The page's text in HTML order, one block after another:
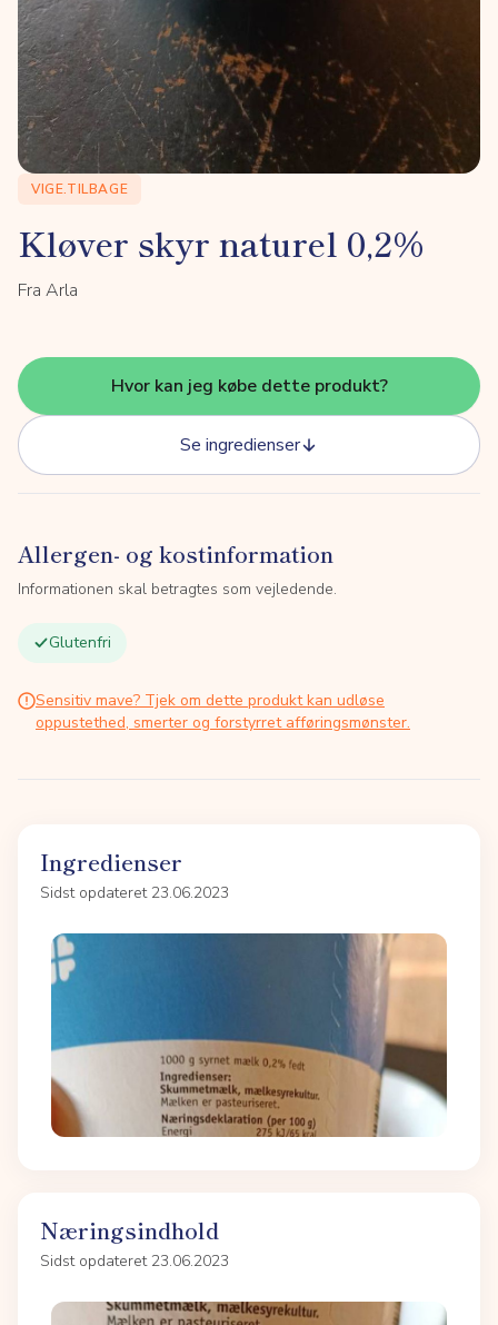
VIGE.TILBAGE
Kløver skyr naturel 0,2%
Fra Arla
Hvor kan jeg købe dette produkt?
Se ingredienser
Allergen- og kostinformation
Informationen skal betragtes som vejledende.
Glutenfri
Sensitiv mave? Tjek om dette produkt kan udløse
oppustethed, smerter og forstyrret afføringsmønster.
Ingredienser
Sidst opdateret 23.06.2023
Næringsindhold
Sidst opdateret 23.06.2023